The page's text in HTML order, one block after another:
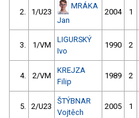
2. 1/U23
MRÁKA
Jan
2004 1
3. 1/VM
LIGURSKÝ
Ivo
1990 2
4. 2/VM
KREJZA
Filip
1989 2
5. 2/U23
ŠTÝBNAR
Vojtěch
2005 1